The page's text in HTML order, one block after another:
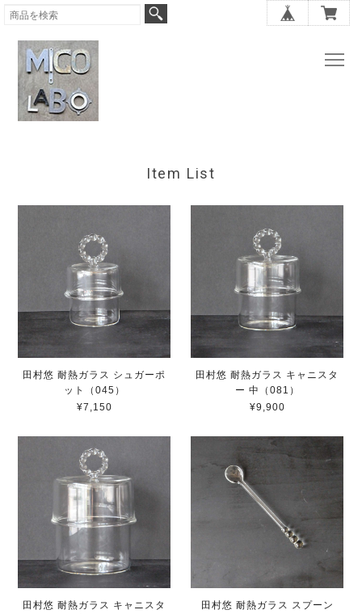
Item List
田村悠 耐熱ガラス シュガーポ
ット（045）
¥7,150
田村悠 耐熱ガラス キャニスタ
ー 中（081）
¥9,900
田村悠 耐熱ガラス キャニスタ
田村悠 耐熱ガラス スプーン